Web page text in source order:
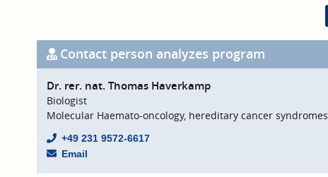
Contact person analyzes program
Dr. rer. nat. Thomas Haverkamp
Biologist
Molecular Haemato-oncology, hereditary cancer syndromes
+49 231 9572-6617
Email